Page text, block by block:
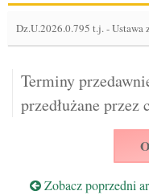
Dz.U.2026.0.795 t.j.-Ustawa
Terminy
przedłużane przez
Zobacz poprzedni